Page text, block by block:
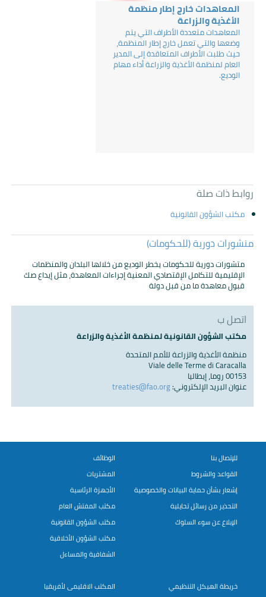
المعاهدات خارج إطار منظمة
الأغذية والزراعة
المعاهدات متعددة الأطراف التي يتم
وضعها والتي تعمل خارج إطار المنظمة،
حيث طلبت الأطراف المتعاقدة إلى المدير
العام لمنظمة الأغذية والزراعة أداء مهام
الوديع.
روابط ذات صلة
مكتب الشؤون القانونية
منشورات دورية (للحكومات)
ﻣﺘﺸﻮرات دورﻳﺔ ﻟﻠﺤﻜﻮﻣﺎت ﻳﺨﻄﺮ اﻟﻮدﻳﻊ ﻣﻦ ﺧﻼﻟﻬﺎ اﻟﺒﻠﺪان واﻟﻤﻨﻈﻤﺎت
اﻹﻗﻠﻴﻤﻴﺔ ﻟﻠﺘﻜﺎﻣﻞ اﻹﻗﺘﺼﺎدي اﻟﻤﻌﻨﻴﺔ إﺟﺮاءات اﻟﻤﻌﺎﻫﺪة، ﻣﺜﻞ إﻳﺪاع ﺻﻚ
ﻗﺒﻮل ﻣﻌﺎﻫﺪة ﻣﺎ ﻣﻦ ﻗﺒﻞ دوﻟﺔ
اتصل ب
مكتب الشؤون القانونية لمنظمة الأغذية والزراعة
منظمة الأغذية والزراعة للأمم المتحدة
Viale delle Terme di Caracalla
00153 روما، إيطاليا
عنوان البريد الإلكتروني:treaties@fao.org
الوظائف
المشتريات
الأجهزة الرئاسية
مكتب المفتش العام
مكتب الشؤون القانونية
مكتب الشؤون الأخلاقية
الشفافية والمساءل
للإتصال بنا
القواعد والشروط
إشعار بشأن حماية البيانات والخصوصية
التحذير من رسائل تحايلية
الإبلاغ عن سوء السلوك
المكتب الاقليمى لأفريقيا
خريطة الهيكل التنظيمي